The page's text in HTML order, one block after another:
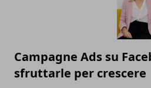
Campagne Ads su
sfruttarle per crescere